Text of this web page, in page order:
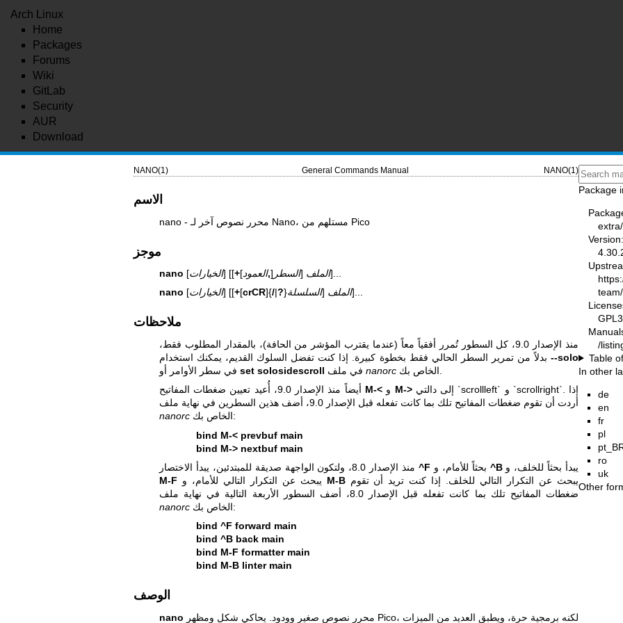
Arch Linux
Home
Packages
Forums
Wiki
GitLab
Security
AUR
Download
NANO(1) General Commands Manual NANO(1)
الاسم
nano - محرر نصوص آخر لـ Nano، مستلهم من Pico
موجز
nano [الخيارات] [[+ السطر [
,العمود ]] الملف]...
nano [الخيارات] [[+[crCR]{/|?}السلسلة] الملف]...
ملاحظات
منذ الإصدار 9.0، كل السطور تُمرر أفقياً معاً (عندما يقترب المؤشر من الحافة)، بالمقدار المطلوب فقط،
بدلاً من تمرير السطر الحالي فقط بخطوة كبيرة. إذا كنت تفضل السلوك القديم، يمكنك استخدام--solo
set solosidescroll nanorc
M-< M->إلى دالتي `scrollleft` و `scrollright`. إذا
أردت أن تقوم ضغطات المفاتيح تلك بما كانت تفعله قبل الإصدار 9.0، أضف هذين السطرين في نهاية ملف
nanorc
الخاص بك:
bind M-< prevbuf main
bind M-> nextbuf main
^F ^B يبدأ بحثاً للخلف، و
M-F
M-Bيبحث عن التكرار التالي للخلف. إذا كنت تريد أن تقوم
ضغطات المفاتيح تلك بما كانت تفعله قبل الإصدار 8.0، أضف السطور الأربعة التالية في نهاية ملف
nanorc
الخاص بك:
bind ^F forward main
bind ^B back main
bind M-F formatter main
bind M-B linter main
الوصف
nano
Package
Version:
GPL3
/
Table
In other
de
en
fr
pl
ro
uk
Other